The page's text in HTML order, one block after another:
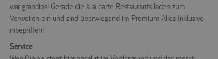
war grandios! Gerade die à la carte Restaurants laden zum
Verweilen ein und sind überwiegend im Premium Alles Inklusive
inbegriffen!
Service